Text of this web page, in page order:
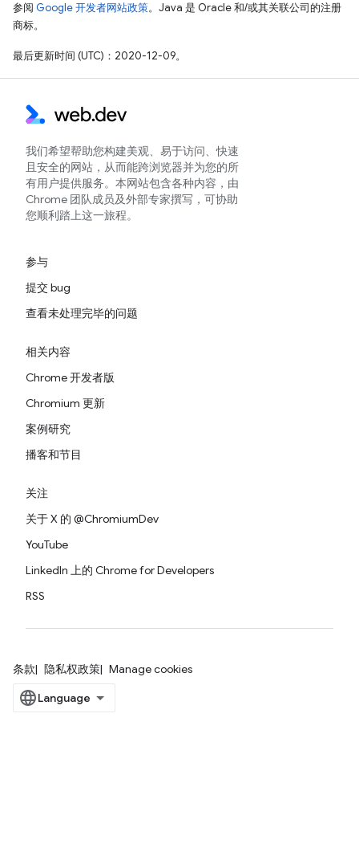
参阅 Google 开发者网站政策。Java 是 Oracle 和/或其关联公司的注册
商标。
最后更新时间 (UTC)：2020-12-09。
我们希望帮助您构建美观、易于访问、快速
且安全的网站，从而能跨浏览器并为您的所
有用户提供服务。本网站包含各种内容，由
Chrome 团队成员及外部专家撰写，可协助
您顺利踏上这一旅程。
参与
提交 bug
查看未处理完毕的问题
相关内容
Chrome 开发者版
Chromium 更新
案例研究
播客和节目
关注
关于 X 的 @ChromiumDev
YouTube
LinkedIn 上的 Chrome for Developers
RSS
条款 隐私权政策 Manage cookies